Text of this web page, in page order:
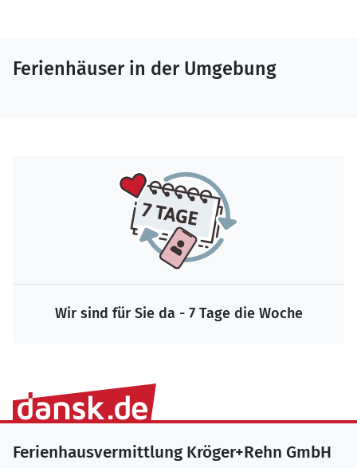
Ferienhäuser in der Umgebung
Wir sind für Sie da - 7 Tage die Woche
Ferienhausvermittlung Kröger+Rehn GmbH